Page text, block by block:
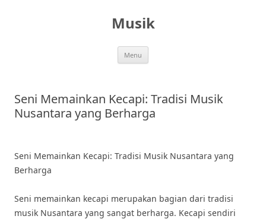
Musik
Menu
Seni Memainkan Kecapi: Tradisi Musik
Nusantara yang Berharga
Seni Memainkan Kecapi: Tradisi Musik Nusantara yang
Berharga
Seni memainkan kecapi merupakan bagian dari tradisi
musik Nusantara yang sangat berharga. Kecapi sendiri